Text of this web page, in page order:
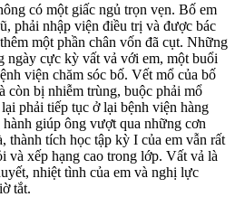
có một giấc ngủ trọn vẹn. Bố em
phải nhập viện điều trị và được bác
một phần chân vốn đã cụt. Những
ngày cực kỳ vất vả với em, một buổi
viện chăm sóc bố. Vết mổ của bố
còn bị nhiễm trùng, buộc phải mổ
phải tiếp tục ở lại bệnh viện hàng
giúp ông vượt qua những cơn
thành tích học tập kỳ I của em vẫn rất
và xếp hạng cao trong lớp. Vất vả là
nhiệt tình của em và nghị lực
tắt.